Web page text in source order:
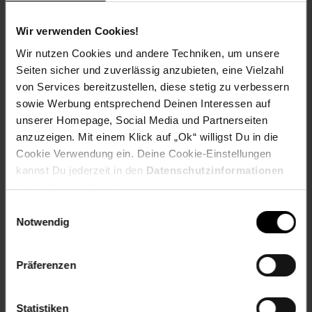
Wir verwenden Cookies!
Wir nutzen Cookies und andere Techniken, um unsere
Seiten sicher und zuverlässig anzubieten, eine Vielzahl
von Services bereitzustellen, diese stetig zu verbessern
sowie Werbung entsprechend Deinen Interessen auf
unserer Homepage, Social Media und Partnerseiten
anzuzeigen. Mit einem Klick auf „Ok“ willigst Du in die
Cookie Verwendung ein. Deine Cookie-Einstellungen
kannst Du jederzeit in den Datenschutzinformationen
ändern bzw. widerrufen.
Notwendig
Präferenzen
Statistiken
Produkttyp: Espressogläser mit Untersetzer
Lieferungsumfang: 6x Glas, 6x Untersetzer
Marke: LEONARDO
Material: Glas
Merkmal: Spülmaschinengeeignet,
Temperaturbeständig bis max. 100°C
Inhalt (in ml): 60
Set-Größe: 6er Set
Maßangabe: 60 ml
Gewählte Variante:
Artikel gehört zur Kategorie: